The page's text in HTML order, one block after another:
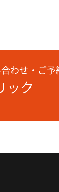
わせ・ご予
ック